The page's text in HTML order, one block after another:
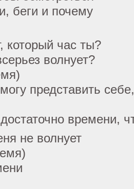
беги и почему
который час ты?
волнует?
представить
времени,
не волнует